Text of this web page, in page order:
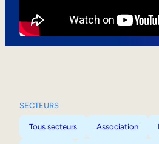
SECTEURS
Tous secteurs Association